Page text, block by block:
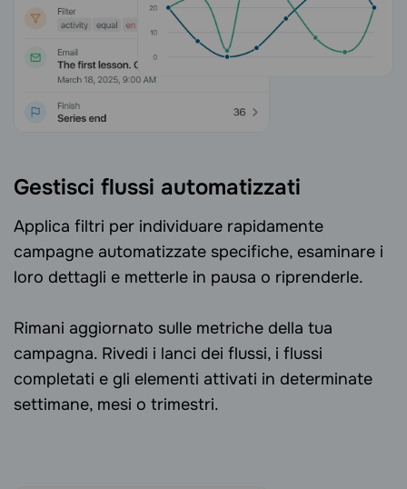
Gestisci flussi automatizzati
Applica filtri per individuare rapidamente
campagne automatizzate specifiche, esaminare i
loro dettagli e metterle in pausa o riprenderle.
Rimani aggiornato sulle metriche della tua
campagna. Rivedi i lanci dei flussi, i flussi
completati e gli elementi attivati in determinate
settimane, mesi o trimestri.